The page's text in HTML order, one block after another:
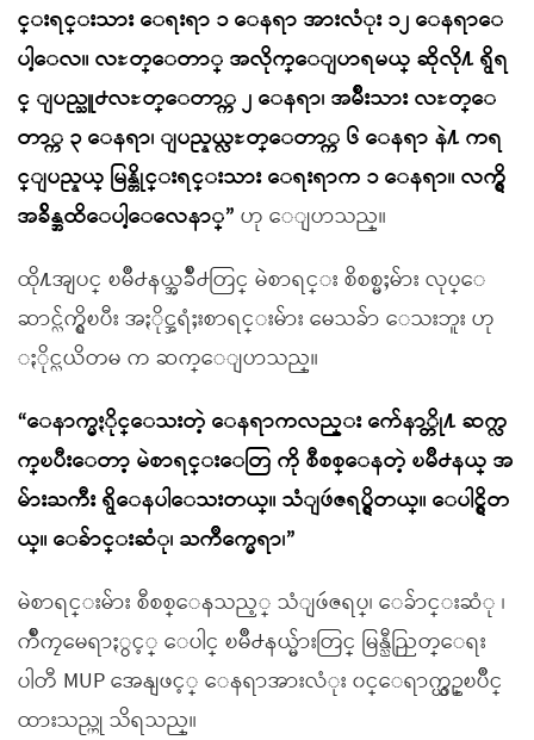
င္းရင္းသား ေရးရာ ၁ ေနရာ အားလံုး ၁၂ ေနရာေ
ပါ့ေလ။ လႊတ္ေတာ္ အလိုက္ေျပာရမယ္ ဆိုလို႔ ရွိရ
င္ ျပည္သူ႕လႊတ္ေတာ္က ၂ ေနရာ၊ အမ်ိဳးသား လႊတ္ေ
တာ္က ၃ ေနရာ၊ ျပည္နယ္လႊတ္ေတာ္က ၆ ေနရာ နဲ႔ ကရ
င္ျပည္နယ္ မြန္တိုင္းရင္းသား ေရးရာက ၁ ေနရာ။ လက္ရွိ
အခ်ိန္အထိေပါ့ေလေနာ္” ဟု ေျပာသည္။
ထို႔အျပင္ ၿမိဳ႕နယ္အခ်ိဳ႕တြင္ မဲစာရင္း စိစစ္မႈမ်ား လုပ္ေ
ဆာင္လ်က္ရွိၿပီး အႏိုင္အရံႈးစာရင္းမ်ား မေသခ်ာ ေသးဘူး ဟု
ႏိုင္လယိတမ က ဆက္ေျပာသည္။
“ေနာက္မႏိုင္ေသးတဲ့ ေနရာကလည္း က်ေနာ္တို႔ ဆက္လ
က္ၿပီးေတာ့ မဲစာရင္းေတြ ကို စီစစ္ေနတဲ့ ၿမိဳ႕နယ္ အ
မ်ားႀကီး ရွိေနပါေသးတယ္။ သံျဖဴဇရပ္ရွိတယ္။ ေပါင္ရွိတ
ယ္။ ေခ်ာင္းဆံု၊ ႀကိဳက္မေရာ၊”
မဲစာရင္းမ်ား စီစစ္ေနသည့္ သံျဖဴဇရပ္၊ ေခ်ာင္းဆံု ၊
က်ိဳကၠမေရာႏွင့္ ေပါင္ ၿမိဳ႕နယ္မ်ားတြင္ မြန္ညီညြတ္ေရး
ပါတီ MUP အေနျဖင့္ ေနရာအားလံုး ၀င္ေရာက္ယွဥ္ၿပိဳင္
ထားသည္ဟု သိရသည္။